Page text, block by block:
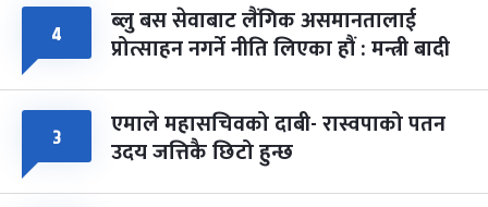
४ ब्लु बस सेवाबाट लैंगिक असमानतालाई
प्रोत्साहन नगर्ने नीति लिएका हौं : मन्त्री बादी
३ एमाले महासचिवको दाबी- रास्वपाको पतन
उदय जत्तिकै छिटो हुन्छ